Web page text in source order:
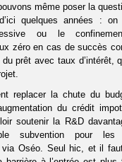
même poser la
d’ici quelques années :
ou le
zéro en cas de succès
prêt avec taux d’intérêt,
replacer la chute du
du crédit
soutenir la R&D
subvention pour les
via Oséo. Seul hic, et il